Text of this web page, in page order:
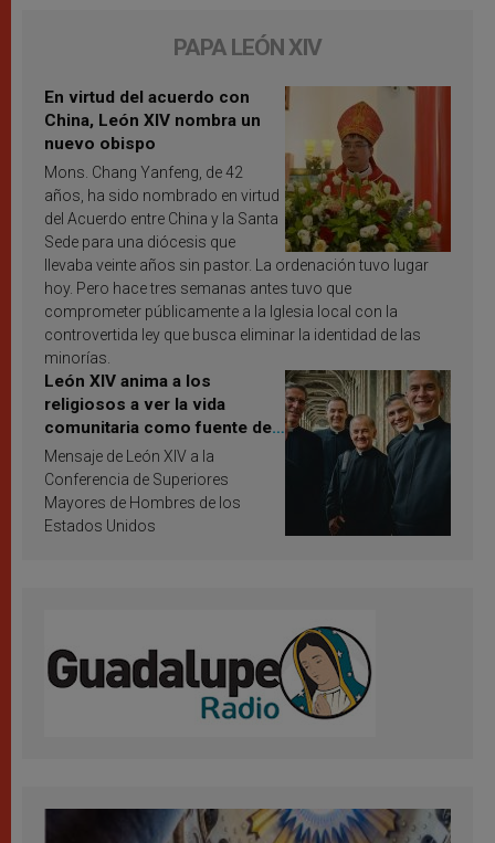
PAPA LEÓN XIV
En virtud del acuerdo con
China, León XIV nombra un
nuevo obispo
Mons. Chang Yanfeng, de 42
años, ha sido nombrado en virtud
del Acuerdo entre China y la Santa
Sede para una diócesis que
llevaba veinte años sin pastor. La ordenación tuvo lugar
hoy. Pero hace tres semanas antes tuvo que
comprometer públicamente a la Iglesia local con la
controvertida ley que busca eliminar la identidad de las
minorías.
León XIV anima a los
religiosos a ver la vida
comunitaria como fuente de
inspiración y santificación
Mensaje de León XIV a la
Conferencia de Superiores
Mayores de Hombres de los
Estados Unidos